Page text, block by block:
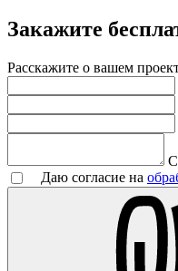
Закажите
Расскажите о вашем
Даю согласие на